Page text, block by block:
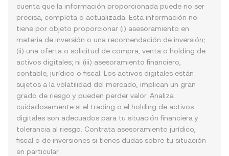
cuenta que la información proporcionada puede no ser
precisa, completa o actualizada. Esta información no
tiene por objeto proporcionar (i) asesoramiento en
materia de inversión o una recomendación de inversión;
(ii) una oferta o solicitud de compra, venta o holding de
activos digitales; ni (iii) asesoramiento financiero,
contable, jurídico o fiscal. Los activos digitales están
sujetos a la volatilidad del mercado, implican un gran
grado de riesgo y pueden perder valor. Analiza
cuidadosamente si el trading o el holding de activos
digitales son adecuados para tu situación financiera y
tolerancia al riesgo. Contrata asesoramiento jurídico,
fiscal o de inversiones si tienes dudas sobre tu situación
en particular.